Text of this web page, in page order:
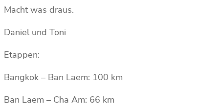
Macht was draus.
Daniel und Toni
Etappen:
Bangkok – Ban Laem: 100 km
Ban Laem – Cha Am: 66 km